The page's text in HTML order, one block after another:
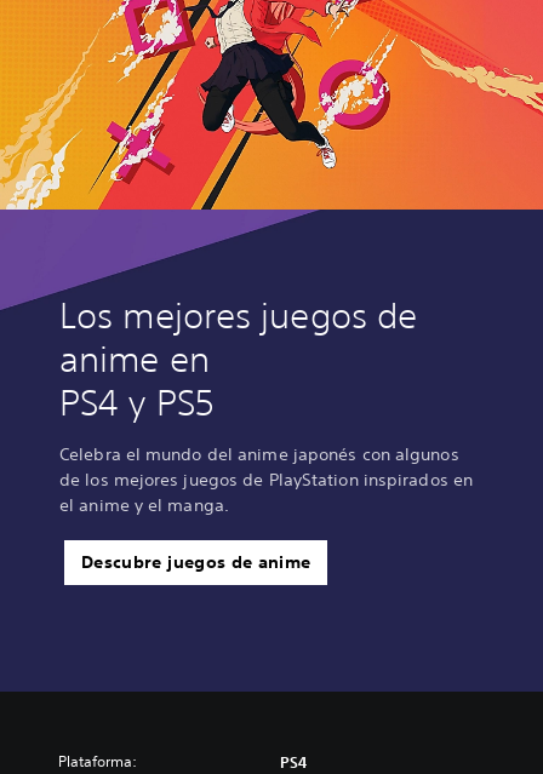
Los mejores juegos de
anime en
PS4 y PS5
Celebra el mundo del anime japonés con algunos
de los mejores juegos de PlayStation inspirados en
el anime y el manga.
Descubre juegos de anime
Plataforma: PS4